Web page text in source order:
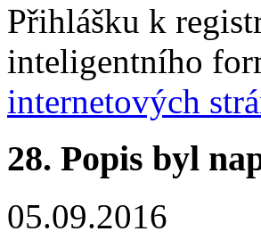
Přihlášku k
inteligentního
internetových
28. Popis byl
05.09.2016